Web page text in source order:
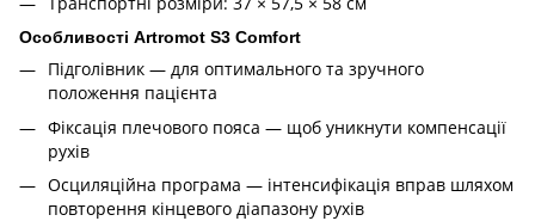
Особливості Artromot S3 Comfort
Підголівник — для оптимального та зручного
положення пацієнта
Фіксація плечового пояса — щоб уникнути компенсації
рухів
Осциляційна програма — інтенсифікація вправ шляхом
повторення кінцевого діапазону рухів